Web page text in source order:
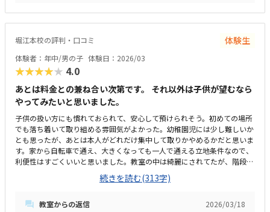
見せてもらった等、こどもにとって新しい学びがあった時。特にないで
す。
堀江本校の評判・口コミ 体験生
体験者：年中/男の子 体験日：2026/03
★★★★★ 4.0
あとは料金との兼ね合い次第です。 それ以外は子供が望むなら
やってみたいと思いました。
子供の扱い方にも慣れておられて、安心して預けられそう。初めての場所
でも落ち着いて取り組める雰囲気がよかった。幼稚園児には少し難しいか
とも思ったが、あとは本人がどれだけ集中して取りかやめるかだと思いま
す。家から自転車で通え、大きくなっても一人で通える立地条件なので、
利便性はすごくいいと思いました。教室の中は綺麗にされてたが、階段が
あまり綺麗ではなかった。わきあいあいとした雰囲気で、みんな楽しそう
に取り組んでいた。少し高い気がする大きくなったら割に合うかもしれな
感を伸ばすための声掛けがよかった。好きなことを強要されることなく、
続きを読む(313字)
教室からの返信
2026/03/18